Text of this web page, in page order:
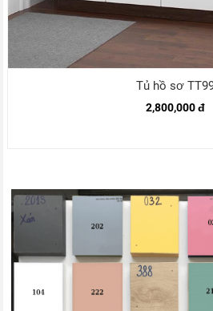
Tủ hồ sơ
2,800,000 đ